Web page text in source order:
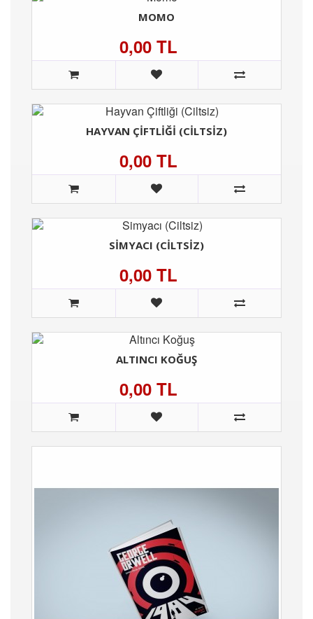
MOMO
0,00 TL
HAYVAN ÇIFTLIĞI (CILTSIZ)
0,00 TL
SIMYACI (CILTSIZ)
0,00 TL
ALTINCI KOĞUŞ
0,00 TL